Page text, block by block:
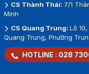
CS Thành Thái: 7/1
Minh
CS Quang Trung: Lô
Quang Trung, Phường
HOTLINE : 028